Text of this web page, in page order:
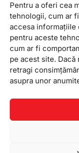
Pentru a oferi cea
tehnologii, cum ar
accesa informațiile
pentru aceste
cum ar fi
pe acest site.
retragi
asupra unor
Informații
Regulament
Structură an școlar
Contact
Testimoniale
GDPR